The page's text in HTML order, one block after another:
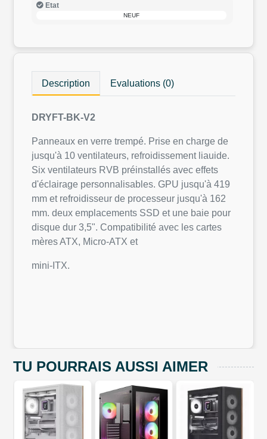
Etat
NEUF
Description Evaluations (0)
DRYFT-BK-V2
Panneaux en verre trempé. Prise en charge de
jusqu'à 10 ventilateurs, refroidissement liauide.
Six ventilateurs RVB préinstallés avec effets
d'éclairage personnalisables. GPU jusqu'à 419
mm et refroidisseur de processeur jusqu'à 162
mm. deux emplacements SSD et une baie pour
disque dur 3,5". Compatibilité avec les cartes
mères ATX, Micro-ATX et
mini-ITX.
TU POURRAIS AUSSI AIMER